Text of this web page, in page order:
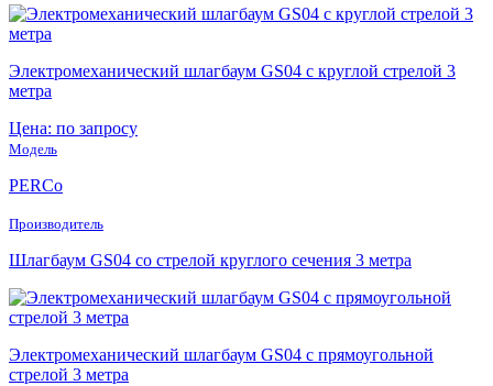
Электромеханический шлагбаум GS04 с круглой стрелой 3
метра
Цена: по запросу
Модель
PERCo
Производитель
Шлагбаум GS04 со стрелой круглого сечения 3 метра
Электромеханический шлагбаум GS04 с прямоугольной
стрелой 3 метра